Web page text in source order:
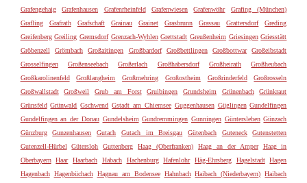
Grafengehaig
Grafenhausen Grafenrheinfeld Grafenwiesen Grafenwöhr
Grafing (München)
Grafling
Grafrath Grafschaft Grainau Grainet Grasbrunn Grassau Grattersdorf
Greding
Greifenberg Greiling Gremsdorf Grenzach-Wyhlen Grettstadt Greußenheim Griesingen Griesstätt
Gröbenzell
Grömbach Großaitingen Großbardorf Großbettlingen Großbottwar
Großeibstadt
Grosselfingen
Großenseebach Großerlach Großhabersdorf Großheirath
Großheubach
Großkarolinenfeld
Großlangheim Großmehring Großostheim Großrinderfeld
Großrosseln
Großwallstadt
Großweil Grub am Forst Gruibingen Grundsheim Grünenbach
Grünkraut
Grünsfeld Grünwald Gschwend Gstadt am Chiemsee Guggenhausen Güglingen Gundelfingen
Gundelfingen an der Donau Gundelsheim Gundremmingen Gunningen Güntersleben Günzach
Günzburg
Gunzenhausen Gutach Gutach im Breisgau Gütenbach Guteneck
Gutenstetten
Gutenzell-Hürbel
Gütersloh Guttenberg Haag (Oberfranken) Haag an der Amper
Haag in
Oberbayern
Haar Haarbach Habach Hachenburg Hafenlohr Häg-Ehrsberg Hagelstadt
Hagen
Hagenbach Hagenbüchach Hagnau am Bodensee Hahnbach Haibach (Niederbayern) Haibach